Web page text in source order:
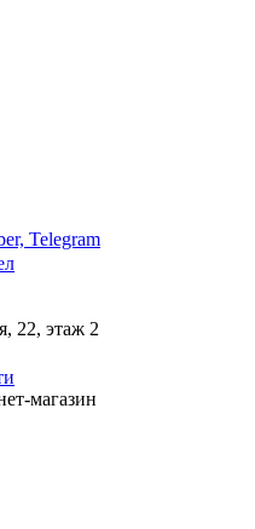
Telegram
22, этаж 2
магазин